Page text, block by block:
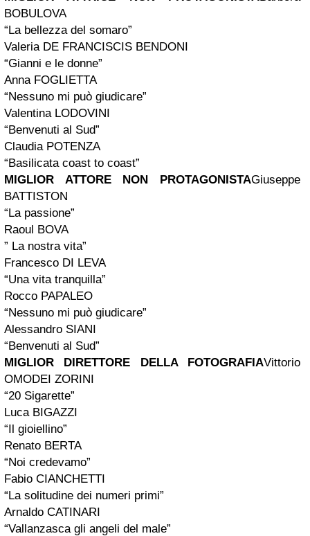
BOBULOVA
“La bellezza del somaro”
Valeria DE FRANCISCIS BENDONI
“Gianni e le donne”
Anna FOGLIETTA
“Nessuno mi può giudicare”
Valentina LODOVINI
“Benvenuti al Sud”
Claudia POTENZA
“Basilicata coast to coast”
MIGLIOR ATTORE NON PROTAGONISTAGiuseppe
BATTISTON
“La passione”
Raoul BOVA
” La nostra vita”
Francesco DI LEVA
“Una vita tranquilla”
Rocco PAPALEO
“Nessuno mi può giudicare”
Alessandro SIANI
“Benvenuti al Sud”
MIGLIOR DIRETTORE DELLA FOTOGRAFIAVittorio
OMODEI ZORINI
“20 Sigarette”
Luca BIGAZZI
“Il gioiellino”
Renato BERTA
“Noi credevamo”
Fabio CIANCHETTI
“La solitudine dei numeri primi”
Arnaldo CATINARI
“Vallanzasca gli angeli del male”